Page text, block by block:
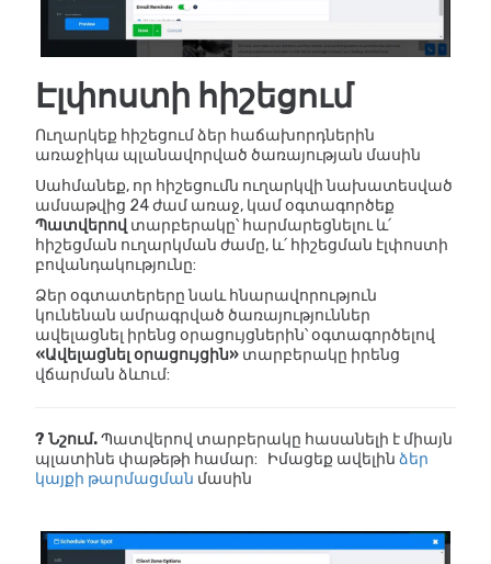
Էլփոստի հիշեցում
Ուղարկեք հիշեցում ձեր հաճախորդներին
առաջիկա պլանավորված ծառայության մասին
Սահմանեք, որ հիշեցումն ուղարկվի նախատեսված
ամսաթվից 24 ժամ առաջ, կամ օգտագործեք
Պատվերով տարբերակը՝ հարմարեցնելու և՛
հիշեցման ուղարկման ժամը, և՛ հիշեցման էլփոստի
բովանդակությունը:
Ձեր օգտատերերը նաև հնարավորություն
կունենան ամրագրված ծառայություններ
ավելացնել իրենց օրացույցներին՝ օգտագործելով
«Ավելացնել օրացույցին» տարբերակը իրենց
վճարման ձևում:
? Նշում.Պատվերով տարբերակը հասանելի է միայն
պլատինե փաթեթի համար:
Իմացեք ավելին ձեր
կայքի թարմացման մասին